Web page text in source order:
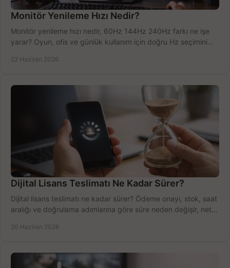
Monitör Yenileme Hızı Nedir?
Monitör yenileme hızı nedir, 60Hz 144Hz 240Hz farkı ne işe
yarar? Oyun, ofis ve günlük kullanım için doğru Hz seçimini
22 Haziran 2026
Dijital Lisans Teslimatı Ne Kadar Sürer?
Dijital lisans teslimatı ne kadar sürer? Ödeme onayı, stok, saat
aralığı ve doğrulama adımlarına göre süre neden değişir, net
20 Haziran 2026